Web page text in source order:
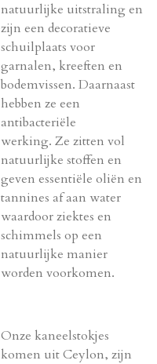
natuurlijke uitstraling en
zijn een decoratieve
schuilplaats voor
garnalen, kreeften en
bodemvissen. Daarnaast
hebben ze een
antibacteriële
werking. Ze zitten vol
natuurlijke stoffen en
geven essentiële oliën en
tannines af aan water
waardoor ziektes en
schimmels op een
natuurlijke manier
worden voorkomen.
Onze kaneelstokjes
komen uit Ceylon, zijn